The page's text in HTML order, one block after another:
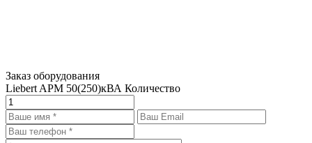
Заказ оборудования
Liebert APM 50(250)кВА Количество